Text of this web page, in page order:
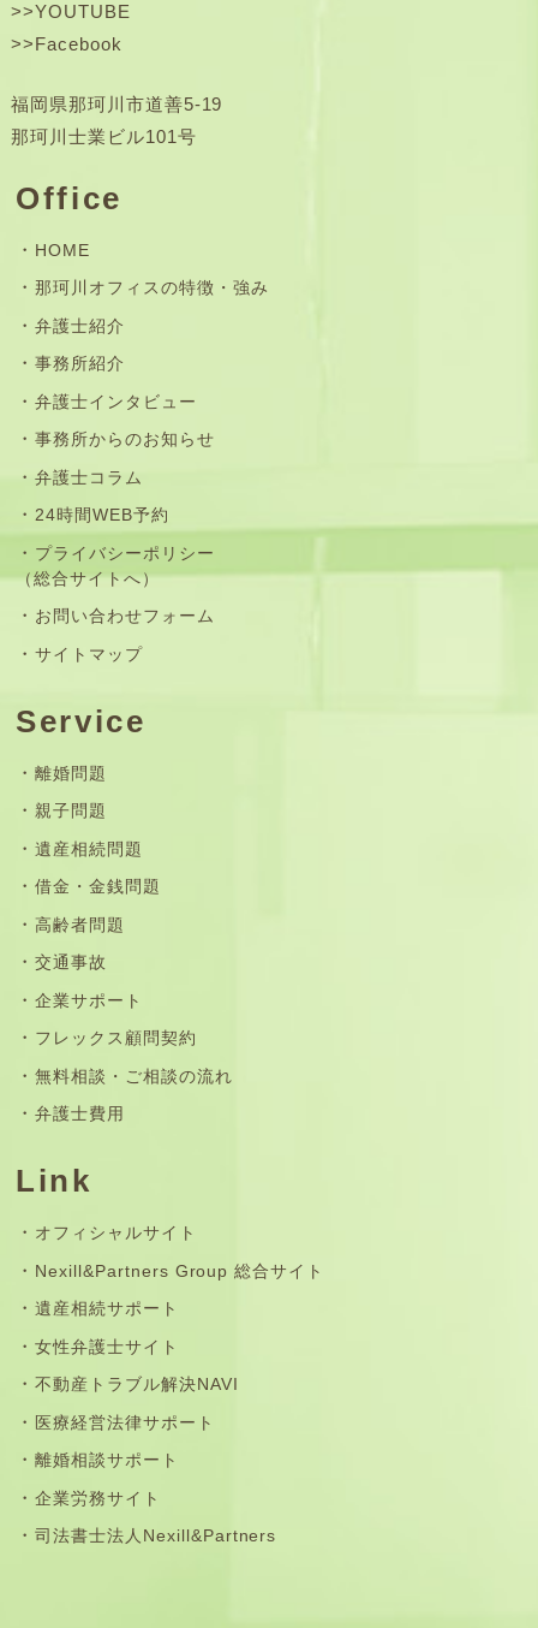
>>YOUTUBE
>>Facebook
福岡県那珂川市道善5-19
那珂川士業ビル101号
Office
HOME
那珂川オフィスの特徴・強み
弁護士紹介
事務所紹介
弁護士インタビュー
事務所からのお知らせ
弁護士コラム
24時間WEB予約
プライバシーポリシー
（総合サイトへ）
お問い合わせフォーム
サイトマップ
Service
離婚問題
親子問題
遺産相続問題
借金・金銭問題
高齢者問題
交通事故
企業サポート
フレックス顧問契約
無料相談・ご相談の流れ
弁護士費用
Link
オフィシャルサイト
Nexill&Partners Group 総合サイト
遺産相続サポート
女性弁護士サイト
不動産トラブル解決NAVI
医療経営法律サポート
離婚相談サポート
企業労務サイト
司法書士法人Nexill&Partners